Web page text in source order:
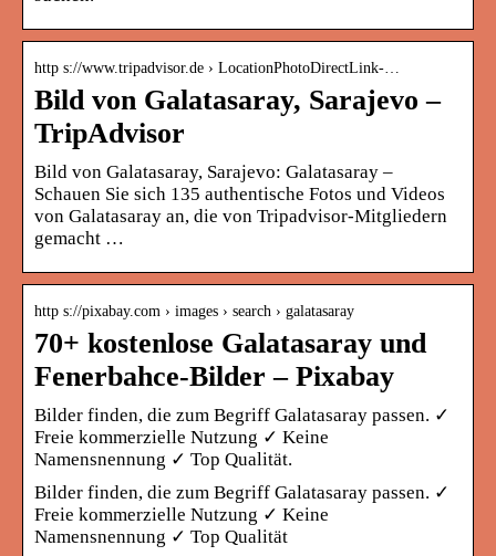
http s://www.tripadvisor.de › LocationPhotoDirectLink-…
Bild von Galatasaray, Sarajevo –
TripAdvisor
Bild von Galatasaray, Sarajevo: Galatasaray –
Schauen Sie sich 135 authentische Fotos und Videos
von Galatasaray an, die von Tripadvisor-Mitgliedern
gemacht …
http s://pixabay.com › images › search › galatasaray
70+ kostenlose Galatasaray und
Fenerbahce-Bilder – Pixabay
Bilder finden, die zum Begriff Galatasaray passen. ✓
Freie kommerzielle Nutzung ✓ Keine
Namensnennung ✓ Top Qualität.
Bilder finden, die zum Begriff Galatasaray passen. ✓
Freie kommerzielle Nutzung ✓ Keine
Namensnennung ✓ Top Qualität